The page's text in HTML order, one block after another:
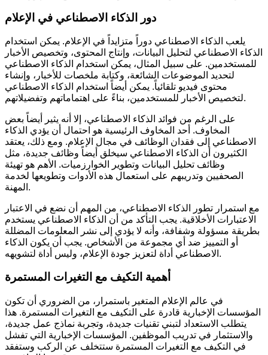
دور الذكاء الاصطناعي في الإعلام
يلعب الذكاء الاصطناعي دوراً متزايداً في الإعلام. يمكن استخدام
الذكاء الاصطناعي لتحليل البيانات، وإنتاج المحتوى، وتخصيص الأخبار
للمستخدمين. على سبيل المثال، يمكن استخدام الذكاء الاصطناعي
لتحديد الموضوعات الشائعة، وكتابة ملخصات للأخبار، وإنشاء
محتوى فيديو تلقائياً. يمكن أيضاً استخدام الذكاء الاصطناعي
لتخصيص الأخبار للمستخدمين، بناءً على اهتماماتهم وتفضيلاتهم.
على الرغم من فوائد الذكاء الاصطناعي، إلا أنه يثير أيضاً بعض
المخاوف. أحد المخاوف الرئيسية هو احتمال أن يؤدي الذكاء
الاصطناعي إلى فقدان الوظائف في مجال الإعلام. ومع ذلك، يعتقد
الكثيرون أن الذكاء الاصطناعي سيخلق أيضاً وظائف جديدة، مثل
وظائف تحليل البيانات وتطوير الخوارزميات. الأهم هو تهيئة
الصحفيين وتدريبهم على استعمال هذه الأدوات وتطويعها لخدمة
المهنة.
مع استمرار تطور الذكاء الاصطناعي، من المهم أن نضع في الاعتبار
الاعتبارات الأخلاقية. يجب التأكد من أن الذكاء الاصطناعي يستخدم
بطريقة مسؤولة وشفافة، وأنه لا يؤدي إلى نشر المعلومات المضللة
أو التمييز ضد أي مجموعة من الأشخاص. يجب أن يكون الذكاء
الاصطناعي أداة لتعزيز جودة الإعلام، وليس أداة لتشويهه.
أهمية التكيف مع التغيرات المستمرة
في عالم الإعلام المتغير باستمرار، من الضروري أن تكون
المؤسسات الإخبارية قادرة على التكيف مع التغيرات المستمرة. هذا
يتطلب الاستعداد لتبني تقنيات جديدة، وتجربة نماذج عمل جديدة،
والاستثمار في تدريب الموظفين. المؤسسات الإخبارية التي تفشل
في التكيف مع التغيرات المستمرة ستتخلف عن الركب وستفقد